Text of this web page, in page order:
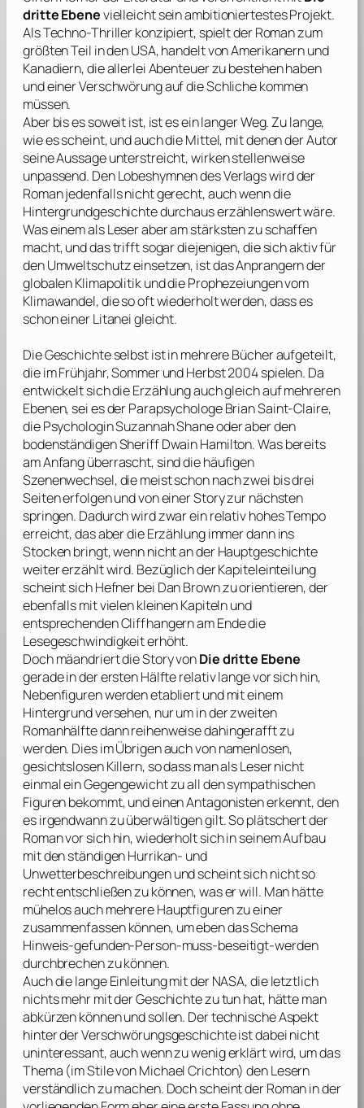
dritte Ebenevielleicht sein ambitioniertestes Projekt.
Als Techno-Thriller konzipiert, spielt der Roman zum
größten Teil in den USA, handelt von Amerikanern und
Kanadiern, die allerlei Abenteuer zu bestehen haben
und einer Verschwörung auf die Schliche kommen
müssen.
Aber bis es soweit ist, ist es ein langer Weg. Zu lange,
wie es scheint, und auch die Mittel, mit denen der Autor
seine Aussage unterstreicht, wirken stellenweise
unpassend. Den Lobeshymnen des Verlags wird der
Roman jedenfalls nicht gerecht, auch wenn die
Hintergrundgeschichte durchaus erzählenswert wäre.
Was einem als Leser aber am stärksten zu schaffen
macht, und das trifft sogar diejenigen, die sich aktiv für
den Umweltschutz einsetzen, ist das Anprangern der
globalen Klimapolitik und die Prophezeiungen vom
Klimawandel, die so oft wiederholt werden, dass es
schon einer Litanei gleicht.
Die Geschichte selbst ist in mehrere Bücher aufgeteilt,
die im Frühjahr, Sommer und Herbst 2004 spielen. Da
entwickelt sich die Erzählung auch gleich auf mehreren
Ebenen, sei es der Parapsychologe Brian Saint-Claire,
die Psychologin Suzannah Shane oder aber den
bodenständigen Sheriff Dwain Hamilton. Was bereits
am Anfang überrascht, sind die häufigen
Szenenwechsel, die meist schon nach zwei bis drei
Seiten erfolgen und von einer Story zur nächsten
springen. Dadurch wird zwar ein relativ hohes Tempo
erreicht, das aber die Erzählung immer dann ins
Stocken bringt, wenn nicht an der Hauptgeschichte
weiter erzählt wird. Bezüglich der Kapiteleinteilung
scheint sichHefnerbei Dan Brownzu orientieren, der
ebenfalls mit vielen kleinen Kapiteln und
entsprechenden Cliffhangern am Ende die
Lesegeschwindigkeit erhöht.
Doch mäandriert die Story vonDie dritte Ebene
gerade in der ersten Hälfte relativ lange vor sich hin,
Nebenfiguren werden etabliert und mit einem
Hintergrund versehen, nur um in der zweiten
Romanhälfte dann reihenweise dahingerafft zu
werden. Dies im Übrigen auch von namenlosen,
gesichtslosen Killern, so dass man als Leser nicht
einmal ein Gegengewicht zu all den sympathischen
Figuren bekommt, und einen Antagonisten erkennt, den
es irgendwann zu überwältigen gilt. So plätschert der
Roman vor sich hin, wiederholt sich in seinem Aufbau
mit den ständigen Hurrikan- und
Unwetterbeschreibungen und scheint sich nicht so
recht entschließen zu können, was er will. Man hätte
mühelos auch mehrere Hauptfiguren zu einer
zusammenfassen können, um eben das Schema
Hinweis-gefunden-Person-muss-beseitigt-werden
durchbrechen zu können.
Auch die lange Einleitung mit der NASA, die letztlich
nichts mehr mit der Geschichte zu tun hat, hätte man
abkürzen können und sollen. Der technische Aspekt
hinter der Verschwörungsgeschichte ist dabei nicht
uninteressant, auch wenn zu wenig erklärt wird, um das
Thema (im Stile vonMichael Crichton) den Lesern
verständlich zu machen. Doch scheint der Roman in der